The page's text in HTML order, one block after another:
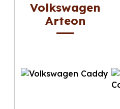
Volkswagen
Arteon